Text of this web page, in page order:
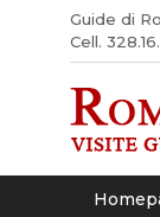
Guide di
Cell.